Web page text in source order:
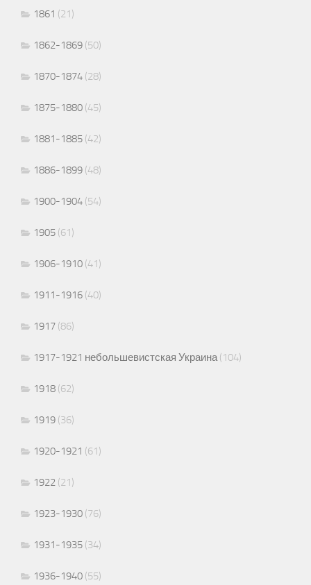
1861 (21)
1862-1869 (50)
1870-1874 (28)
1875-1880 (45)
1881-1885 (42)
1886-1899 (48)
1900-1904 (54)
1905 (61)
1906-1910 (41)
1911-1916 (40)
1917 (86)
1917-1921 небольшевистская Украина(104)
1918 (62)
1919 (36)
1920-1921 (61)
1922 (21)
1923-1930 (76)
1931-1935 (34)
1936-1940 (55)